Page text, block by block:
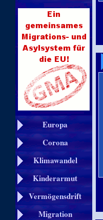
Europa
Corona
Klimawandel
Kinderarmut
Vermögensdrift
Migration